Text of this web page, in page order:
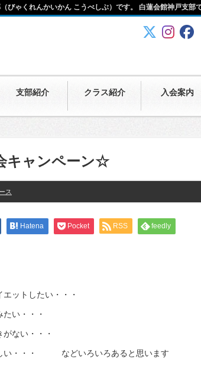
支部紹介 クラス紹介 入会案内
びゃくれんかいかん こうべしぶ）です。 白蓮会館神戸支部
キャンペーン☆
ス
Hatena Pocket RSS feedly
ットしたい・・・
い・・・
ない・・・
い・・・ などいろいろあると思います